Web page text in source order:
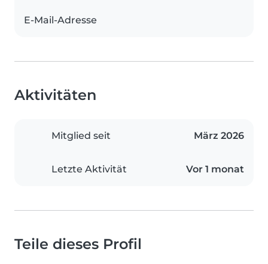
E-Mail-Adresse
Aktivitäten
Mitglied seit März 2026
Letzte Aktivität Vor 1 monat
Teile dieses Profil